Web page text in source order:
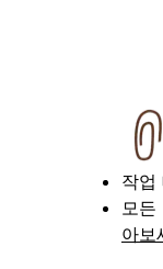
작업
모
아